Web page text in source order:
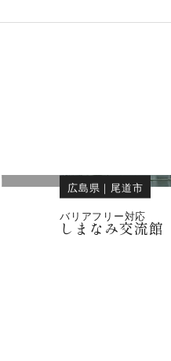
広島県 ｜ 尾道市
バリアフリー対応
しまなみ交流館